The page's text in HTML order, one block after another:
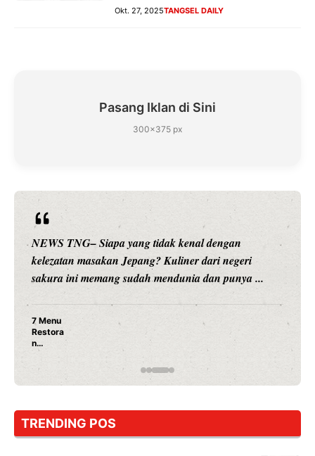
Okt. 27, 2025TANGSEL DAILY
Pasang Iklan di Sini
300×375 px
NEWS TNG– Siapa yang tidak kenal dengan
kelezatan masakan Jepang? Kuliner dari negeri
sakura ini memang sudah mendunia dan punya ...
7 Menu
Restora
n
Jepang
yang
Dicoba,
Cuma
Sushi!
TRENDING POS